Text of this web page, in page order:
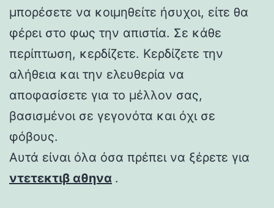
μπορέσετε να κοιμηθείτε ήσυχοι, είτε θα
φέρει στο φως την απιστία. Σε κάθε
περίπτωση, κερδίζετε. Κερδίζετε την
αλήθεια και την ελευθερία να
αποφασίσετε για το μέλλον σας,
βασισμένοι σε γεγονότα και όχι σε
φόβους.
Αυτά είναι όλα όσα πρέπει να ξέρετε για
ντετεκτιβ αθηνα .